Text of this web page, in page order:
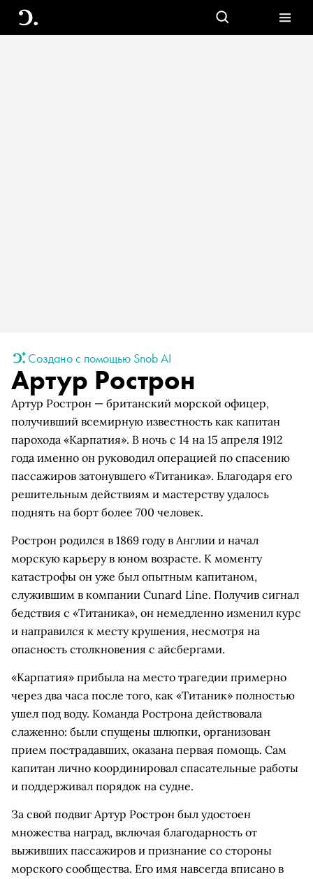
Создано с помощью Snob AI
Артур Рострон
Артур Рострон — британский морской офицер,
получивший всемирную известность как капитан
парохода «Карпатия». В ночь с 14 на 15 апреля 1912
года именно он руководил операцией по спасению
пассажиров затонувшего «Титаника». Благодаря его
решительным действиям и мастерству удалось
поднять на борт более 700 человек.
Рострон родился в 1869 году в Англии и начал
морскую карьеру в юном возрасте. К моменту
катастрофы он уже был опытным капитаном,
служившим в компании Cunard Line. Получив сигнал
бедствия с «Титаника», он немедленно изменил курс
и направился к месту крушения, несмотря на
опасность столкновения с айсбергами.
«Карпатия» прибыла на место трагедии примерно
через два часа после того, как «Титаник» полностью
ушел под воду. Команда Рострона действовала
слаженно: были спущены шлюпки, организован
прием пострадавших, оказана первая помощь. Сам
капитан лично координировал спасательные работы
и поддерживал порядок на судне.
За свой подвиг Артур Рострон был удостоен
множества наград, включая благодарность от
выживших пассажиров и признание со стороны
морского сообщества. Его имя навсегда вписано в